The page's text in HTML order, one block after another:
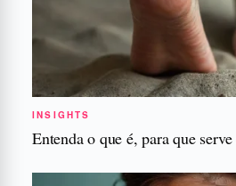
INSIGHTS
Entenda o que é, para que